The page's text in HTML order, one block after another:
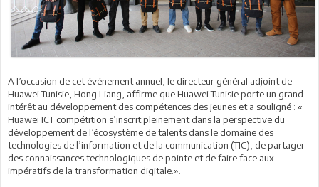
A l’occasion de cet événement annuel, le directeur général adjoint de
Huawei Tunisie, Hong Liang, affirme que Huawei Tunisie porte un grand
intérêt au développement des compétences des jeunes et a souligné : «
Huawei ICT compétition s’inscrit pleinement dans la perspective du
développement de l’écosystème de talents dans le domaine des
technologies de l’information et de la communication (TIC), de partager
des connaissances technologiques de pointe et de faire face aux
impératifs de la transformation digitale.».